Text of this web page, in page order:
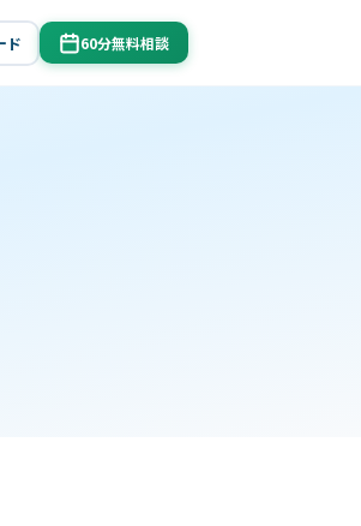
ド 60分無料相談